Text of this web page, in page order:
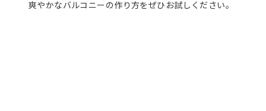
爽やかなバルコニーの作り方をぜひお試しください。